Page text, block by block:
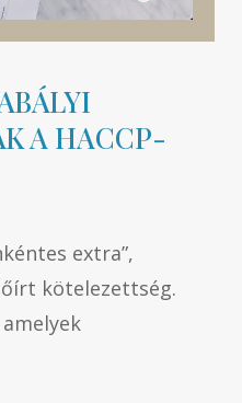
A HACCP-
extra”,
kötelezettség.